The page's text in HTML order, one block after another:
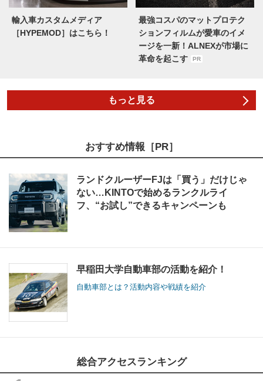
輸入車カスタムメディア
［HYPEMOD］はこちら！
最強コスパのマットプロテク
ションフィルムが愛車のイメ
ージを一新！ALNEXが市場に
革命を起こす
PR
もっと見る
おすすめ情報［PR］
ランドクルーザーFJは「買う」だけじゃ
ない…KINTOで始めるランクルライ
フ、“お試し”できるキャンペーンも
早稲田大学自動車部の活動を紹介！
自動車部とは？活動内容や戦績を紹介
総合アクセスランキング